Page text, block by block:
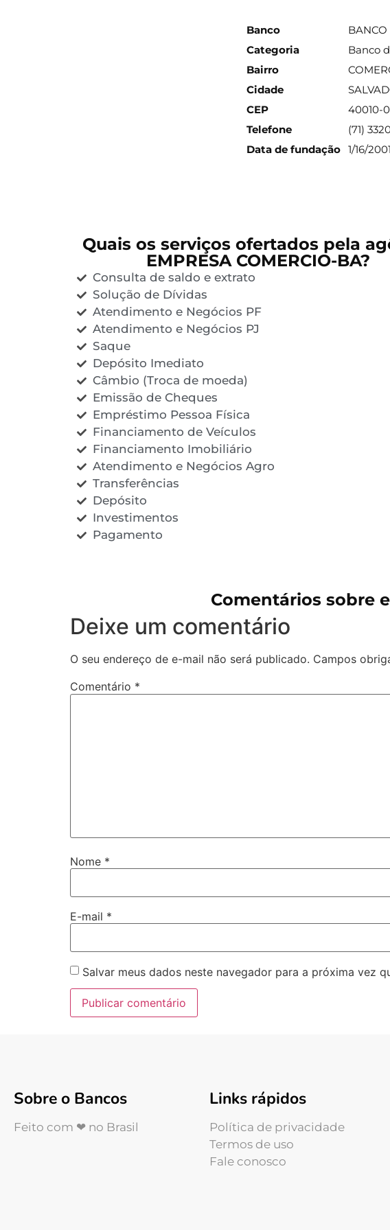
Banco
BANCO
Categoria
Banco
Bairro
Cidade
CEP
40010-
Telefone
(71)
Data de fundação 1/16/2001
Quais os serviços ofertados pela
EMPRESA COMERCIO-BA?
Consulta de saldo e extrato
Solução de Dívidas
Atendimento e Negócios PF
Atendimento e Negócios PJ
Saque
Depósito Imediato
Câmbio (Troca de moeda)
Emissão de Cheques
Empréstimo Pessoa Física
Financiamento de Veículos
Financiamento Imobiliário
Atendimento e Negócios Agro
Transferências
Depósito
Investimentos
Pagamento
Comentários sobre
Deixe um comentário
O seu endereço de e-mail não será publicado. Campos
Comentário *
Nome *
E-mail *
Salvar meus dados neste navegador para a próxima vez
Sobre o Bancos
Feito com ❤ no Brasil
Links rápidos
Política de privacidade
Termos de uso
Fale conosco